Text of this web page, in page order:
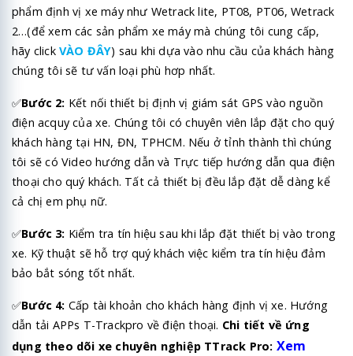
phẩm định vị xe máy như Wetrack lite, PT08, PT06, Wetrack
2…(để xem các sản phẩm xe máy mà chúng tôi cung cấp,
hãy clickVÀO ĐÂY) sau khi dựa vào nhu cầu của khách hàng
chúng tôi sẽ tư vấn loại phù hơp nhất.
✅Bước 2: Kết nối thiết bị định vị giám sát GPS vào nguồn
điện acquy của xe. Chúng tôi có chuyên viên lắp đặt cho quý
khách hàng tại HN, ĐN, TPHCM. Nếu ở tỉnh thành thì chúng
tôi sẽ có Video hướng dẫn và Trực tiếp hướng dẫn qua điện
thoại cho quý khách. Tất cả thiết bị đều lắp đặt dễ dàng kể
cả chị em phụ nữ.
✅Bước 3: Kiểm tra tín hiệu sau khi lắp đặt thiết bị vào trong
xe. Kỹ thuật sẽ hỗ trợ quý khách việc kiểm tra tín hiệu đảm
bảo bắt sóng tốt nhất.
✅Bước 4: Cấp tài khoản cho khách hàng định vị xe. Hướng
dẫn tải APPs T-Trackpro về điện thoại. Chi tiết về ứng
dụng theo dõi xe chuyên nghiệp TTrack Pro: Xem